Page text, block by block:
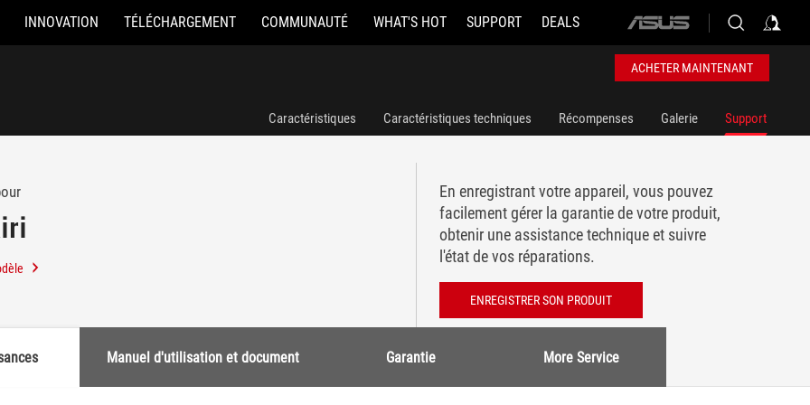
INNOVATION TÉLÉCHARGEMENT COMMUNAUTÉ WHAT'S HOT SUPPORT DEALS
ASUS
logo
ACHETER MAINTENANT
Caractéristiques Caractéristiques techniques Récompenses Galerie Support
En enregistrant votre appareil, vous pouvez
facilement gérer la garantie de votre produit,
obtenir une assistance technique et suivre
l'état de vos réparations.
ENREGISTRER SON PRODUIT
Manuel d'utilisation et document Garantie More Service